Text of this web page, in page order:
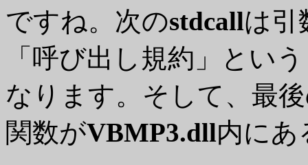
ですね。次のstdcallは引
「呼び出し規約」とい
なります。そして、最
関数がVBMP3.dll内にあ